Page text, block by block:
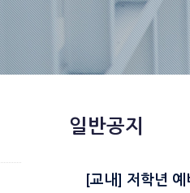
일반공지
[교내] 저학년